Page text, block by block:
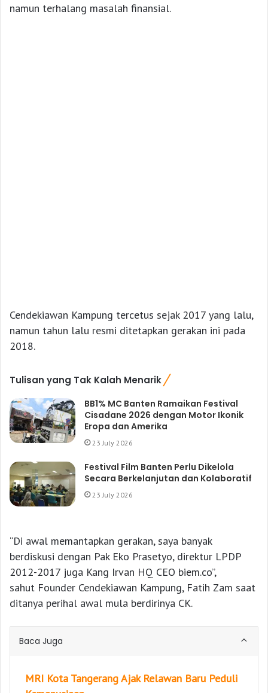
namun terhalang masalah finansial.
Cendekiawan Kampung tercetus sejak 2017 yang lalu,
namun tahun lalu resmi ditetapkan gerakan ini pada
2018.
Tulisan yang Tak Kalah Menarik
BB1% MC Banten Ramaikan Festival
Cisadane 2026 dengan Motor Ikonik
Eropa dan Amerika
23 July 2026
Festival Film Banten Perlu Dikelola
Secara Berkelanjutan dan Kolaboratif
23 July 2026
“Di awal memantapkan gerakan, saya banyak
berdiskusi dengan Pak Eko Prasetyo, direktur LPDP
2012-2017 juga Kang Irvan HQ CEO biem.co”,
sahut Founder Cendekiawan Kampung, Fatih Zam saat
ditanya perihal awal mula berdirinya CK.
Baca Juga
MRI Kota Tangerang Ajak Relawan Baru Peduli